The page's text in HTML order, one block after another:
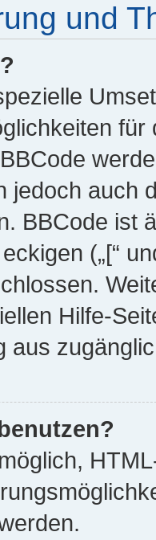
und
jedoch auch
BBCode ist
(„[“
Hilfe-
aus